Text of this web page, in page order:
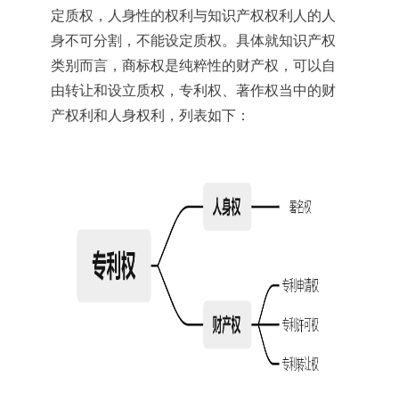
定质权，人身性的权利与知识产权权利人的人
身不可分割，不能设定质权。具体就知识产权
类别而言，商标权是纯粹性的财产权，可以自
由转让和设立质权，专利权、著作权当中的财
产权利和人身权利，列表如下：